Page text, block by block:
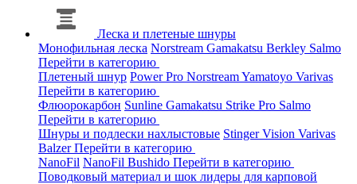
Леска и плетеные шнуры
Монофильная леска Norstream Gamakatsu Berkley Salmo
Перейти в категорию
Плетеный шнур Power Pro NorstreamYamatoyo Varivas
Перейти в категорию
Флюорокарбон Sunline Gamakatsu Strike Pro Salmo
Перейти в категорию
Шнуры и подлески нахлыстовые StingerVision Varivas
BalzerПерейти в категорию
NanoFil NanoFil Bushido Перейти в категорию
Поводковый материал и шок лидеры для карповой